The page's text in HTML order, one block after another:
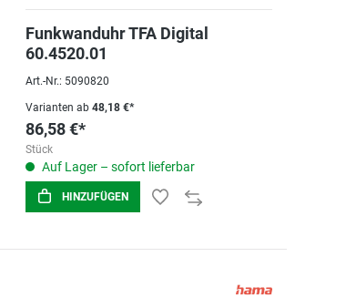
Funkwanduhr TFA Digital
60.4520.01
Art.-Nr.: 5090820
Varianten ab48,18 €*
86,58 €*
Stück
Auf Lager – sofort lieferbar
HINZUFÜGEN